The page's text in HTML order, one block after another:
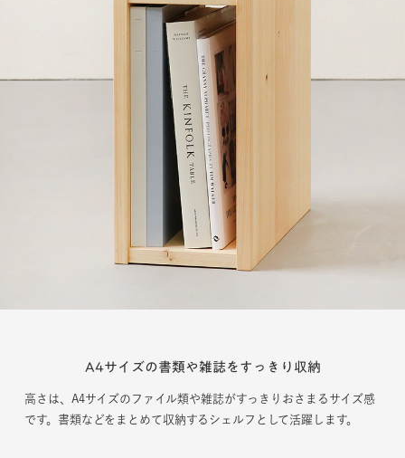
A4サイズの書類や雑誌をすっきり収納
高さは、A4サイズのファイル類や雑誌がすっきりおさまるサイズ感
です。書類などをまとめて収納するシェルフとして活躍します。